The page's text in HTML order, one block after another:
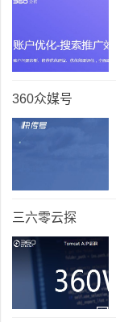
360众媒号
三六零云探